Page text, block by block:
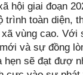
hội giai đoạn
trình toàn diện,
vùng cao. Với
và sự đồng
hẹn sẽ đạt đượ